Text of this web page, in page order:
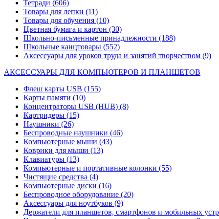
Тетради (606)
Товары для лепки (11)
Товары для обучения (10)
Цветная бумага и картон (30)
Школьно-письменные принадлежности (188)
Школьные канцтовары (552)
Аксессуары для уроков труда и занятий творчеством (9)
АКСЕССУАРЫ ДЛЯ КОМПЬЮТЕРОВ И ПЛАНШЕТОВ
Флеш карты USB (155)
Карты памяти (10)
Концентраторы USB (HUB) (8)
Картридеры (15)
Наушники (26)
Беспроводные наушники (46)
Компьютерные мыши (43)
Коврики для мыши (13)
Клавиатуры (13)
Компьютерные и портативные колонки (55)
Чистящие средства (4)
Компьютерные диски (16)
Беспроводное оборудование (20)
Аксессуары для ноутбуков (9)
Держатели для планшетов, смартфонов и мобильных